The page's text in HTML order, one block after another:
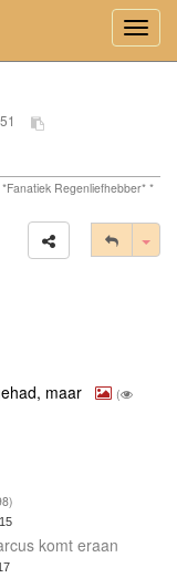
Regenliefhebber* *
maar
(
komt eraan